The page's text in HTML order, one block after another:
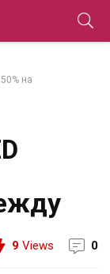
на
9 Views 0